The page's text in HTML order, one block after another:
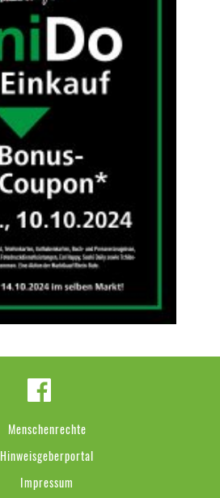
Menschenrechte
Hinweisgeberportal
Impressum